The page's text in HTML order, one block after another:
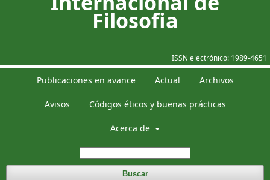
ISSN electrónico: 1989-4651
Filosofia
Publicaciones en avance Actual Archivos
Avisos Códigos éticos y buenas prácticas
Acerca de
Buscar